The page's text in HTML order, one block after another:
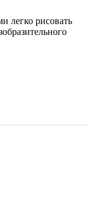
легко рисовать